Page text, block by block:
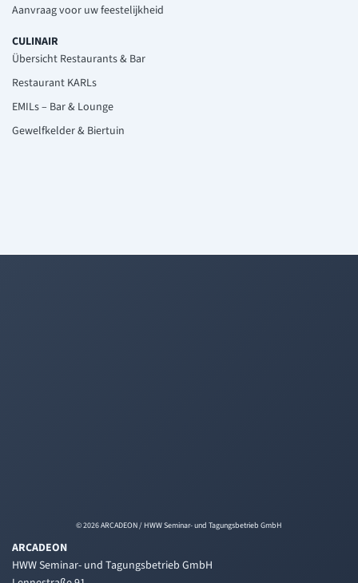
Aanvraag voor uw feestelijkheid
CULINAIR
Übersicht Restaurants & Bar
Restaurant KARLs
EMILs – Bar & Lounge
Gewelfkelder & Biertuin
© 2026 ARCADEON / HWW Seminar- und Tagungsbetrieb GmbH
ARCADEON
HWW Seminar- und Tagungsbetrieb GmbH